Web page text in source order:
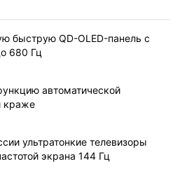
быструю QD-OLED-панель с
680 Гц
автоматической
краже
ультратонкие телевизоры
экрана 144 Гц